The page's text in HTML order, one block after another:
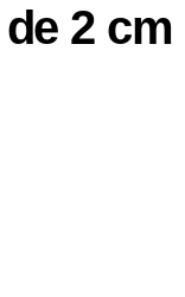
2 cm